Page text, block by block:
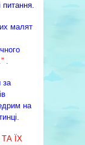
питання.
малят
.
за
на
ЇХ